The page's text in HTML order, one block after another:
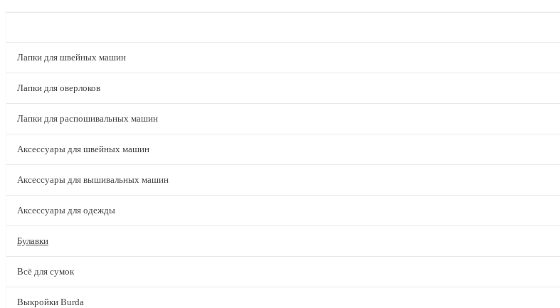
Лапки для швейных машин
Лапки для оверлоков
Лапки для распошивальных машин
Аксессуары для швейных машин
Аксессуары для вышивальных машин
Аксессуары для одежды
Булавки
Всё для сумок
Выкройки Burda